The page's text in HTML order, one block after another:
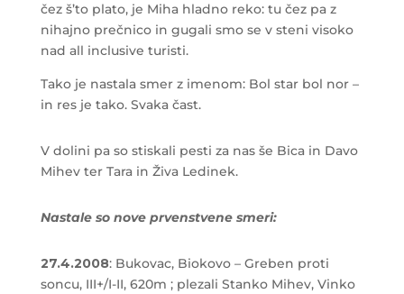
čez š’to plato, je Miha hladno reko: tu čez pa z
nihajno prečnico in gugali smo se v steni visoko
nad all inclusive turisti.
Tako je nastala smer z imenom: Bol star bol nor –
in res je tako. Svaka čast.
V dolini pa so stiskali pesti za nas še Bica in Davo
Mihev ter Tara in Živa Ledinek.
Nastale so nove prvenstvene smeri:
27.4.2008: Bukovac, Biokovo – Greben proti
soncu, III+/I-II, 620m ; plezali Stanko Mihev, Vinko